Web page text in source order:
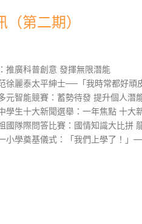
（第二期）
推廣科普創意 發揮無限潛能
徐麗泰太平紳士──「我時常都好頑
元智能競賽：蓄勢待發 提升個人潛
學生十大新聞選舉：一年焦點 十大
國隊際問答比賽：國情知識大比拼
小學奠基儀式：「我們上學了！」